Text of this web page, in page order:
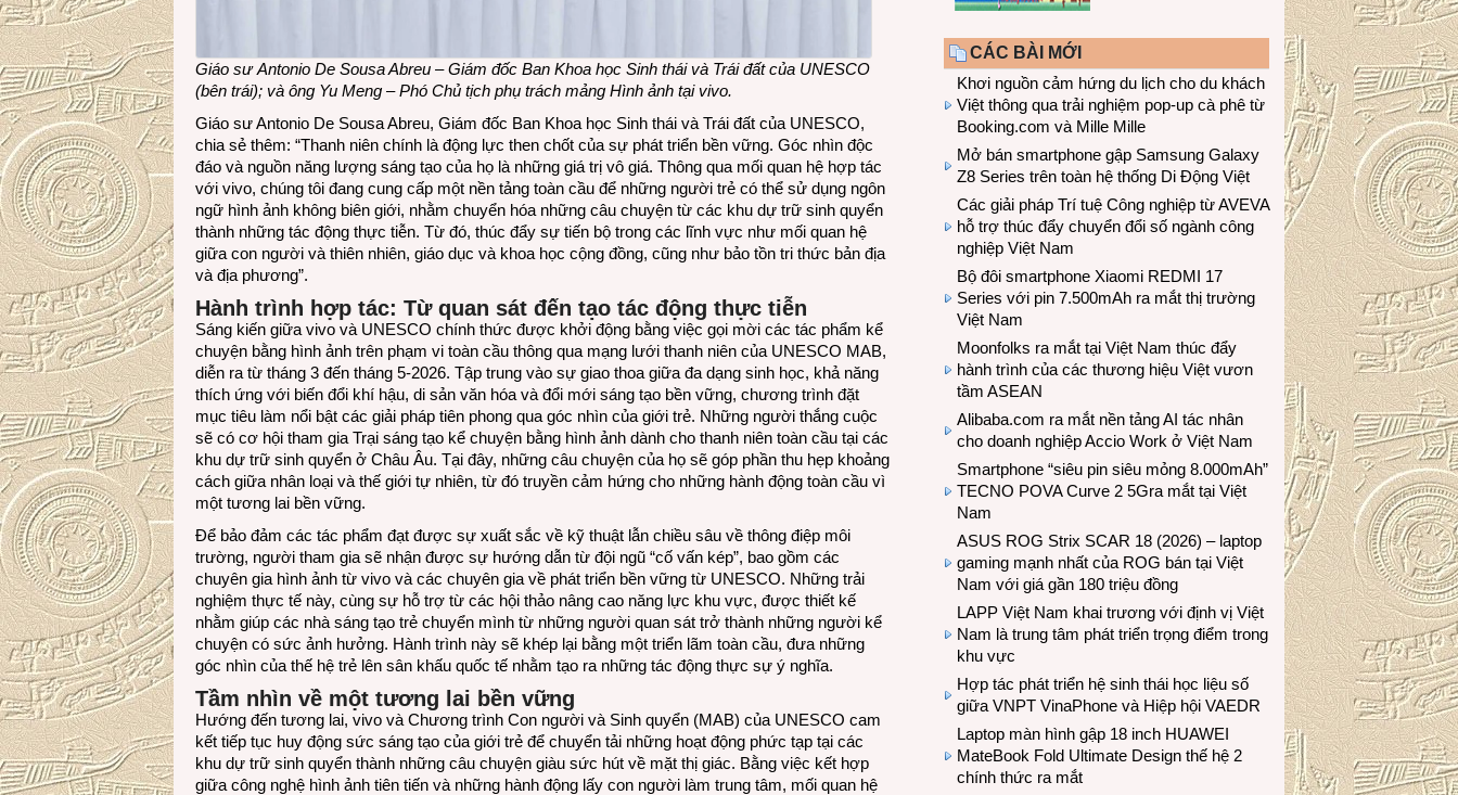
Giáo sư Antonio De Sousa Abreu –Giám đốc Ban Khoa học Sinh thái và Trái đất của UNESCO
(bên trái); và ông Yu Meng –Phó Chủ tịch phụ trách mảng Hình ảnh tại vivo.
Giáo sư Antonio De Sousa Abreu, Giám đốc Ban Khoa học Sinh thái và Trái đất của UNESCO,
chia sẻ thêm: “Thanh niên chính là động lực then chốt của sự phát triển bền vững. Góc nhìn độc
đáo và nguồn năng lượng sáng tạo của họ là những giá trị vô giá. Thông qua mối quan hệ hợp tác
với vivo, chúng tôi đang cung cấp một nền tảng toàn cầu để những người trẻ có thể sử dụng ngôn
ngữ hình ảnh không biên giới, nhằm chuyển hóa những câu chuyện từ các khu dự trữ sinh quyển
thành những tác động thực tiễn. Từ đó, thúc đẩy sự tiến bộ trong các lĩnh vực như mối quan hệ
giữa con người và thiên nhiên, giáo dục và khoa học cộng đồng, cũng như bảo tồn tri thức bản địa
và địa phương”.
Hành trình hợp tác: Từ quan sát đến tạo tác động thực tiễn
Sáng kiến giữa vivo và UNESCO chính thức được khởi động bằng việc gọi mời các tác phẩm kể
chuyện bằng hình ảnh trên phạm vi toàn cầu thông qua mạng lưới thanh niên của UNESCO MAB,
diễn ra từ tháng 3 đến tháng 5-2026. Tập trung vào sự giao thoa giữa đa dạng sinh học, khả năng
thích ứng với biến đổi khí hậu, di sản văn hóa và đổi mới sáng tạo bền vững, chương trình đặt
mục tiêu làm nổi bật các giải pháp tiên phong qua góc nhìn của giới trẻ. Những người thắng cuộc
sẽ có cơ hội tham gia Trại sáng tạo kể chuyện bằng hình ảnh dành cho thanh niên toàn cầu tại các
khu dự trữ sinh quyển ở Châu Âu. Tại đây, những câu chuyện của họ sẽ góp phần thu hẹp khoảng
cách giữa nhân loại và thế giới tự nhiên, từ đó truyền cảm hứng cho những hành động toàn cầu vì
một tương lai bền vững.
Để bảo đảm các tác phẩm đạt được sự xuất sắc về kỹ thuật lẫn chiều sâu về thông điệp môi
trường, người tham gia sẽ nhận được sự hướng dẫn từ đội ngũ “cố vấn kép”, bao gồm các
chuyên gia hình ảnh từ vivo và các chuyên gia về phát triển bền vững từ UNESCO. Những trải
nghiệm thực tế này, cùng sự hỗ trợ từ các hội thảo nâng cao năng lực khu vực, được thiết kế
nhằm giúp các nhà sáng tạo trẻ chuyển mình từ những người quan sát trở thành những người kể
chuyện có sức ảnh hưởng. Hành trình này sẽ khép lại bằng một triển lãm toàn cầu, đưa những
góc nhìn của thế hệ trẻ lên sân khấu quốc tế nhằm tạo ra những tác động thực sự ý nghĩa.
Tầm nhìn về một tương lai bền vững
Hướng đến tương lai, vivo và Chương trình Con người và Sinh quyển (MAB) của UNESCO cam
kết tiếp tục huy động sức sáng tạo của giới trẻ để chuyển tải những hoạt động phức tạp tại các
khu dự trữ sinh quyển thành những câu chuyện giàu sức hút về mặt thị giác. Bằng việc kết hợp
giữa công nghệ hình ảnh tiên tiến và những hành động lấy con người làm trung tâm, mối quan hệ
CÁC BÀI MỚI
Khơi nguồn cảm hứng du lịch cho du khách
Việt thông qua trải nghiệm pop-up cà phê từ
Booking.com và Mille Mille
Mở bán smartphone gập Samsung Galaxy
Z8 Series trên toàn hệ thống Di Động Việt
Các giải pháp Trí tuệ Công nghiệp từ AVEVA
hỗ trợ thúc đẩy chuyển đổi số ngành công
nghiệp Việt Nam
Bộ đôi smartphone Xiaomi REDMI 17
Series với pin 7.500mAh ra mắt thị trường
Việt Nam
Moonfolks ra mắt tại Việt Nam thúc đẩy
hành trình của các thương hiệu Việt vươn
tầm ASEAN
Alibaba.com ra mắt nền tảng AI tác nhân
cho doanh nghiệp Accio Work ở Việt Nam
Smartphone “siêu pin siêu mỏng 8.000mAh”
TECNO POVA Curve 2 5Gra mắt tại Việt
Nam
ASUS ROG Strix SCAR 18 (2026) – laptop
gaming mạnh nhất của ROG bán tại Việt
Nam với giá gần 180 triệu đồng
LAPP Việt Nam khai trương với định vị Việt
Nam là trung tâm phát triển trọng điểm trong
khu vực
Hợp tác phát triển hệ sinh thái học liệu số
giữa VNPT VinaPhone và Hiệp hội VAEDR
Laptop màn hình gập 18 inch HUAWEI
MateBook Fold Ultimate Design thế hệ 2
chính thức ra mắt